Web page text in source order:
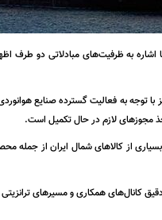
اشاره به ظرفیت‌های مبادلاتی دو
به فعالیت گسترده صنایع
مجوزهای لازم در حال تکمیل است.
از کالاهای شمال ایران از
دقیق کانال‌های همکاری و مسیرهای